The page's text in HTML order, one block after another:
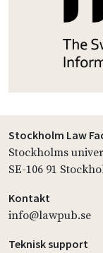
Stockholm Law
Stockholms
SE-106 91
Kontakt
info@lawpub.se
Teknisk support